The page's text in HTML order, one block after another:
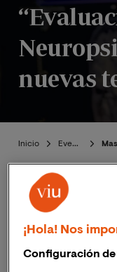
nuevas
Inicio Eventos
¡Hola! Nos
Configuración